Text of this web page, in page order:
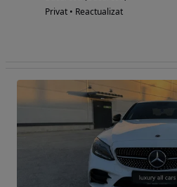
Privat • Reactualizat